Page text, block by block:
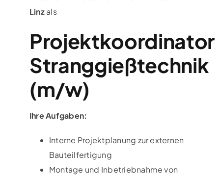
Linzals
Projektkoordinator
Stranggießtechnik
(m/w)
Ihre Aufgaben:
Interne Projektplanung zur externen
Bauteilfertigung
Montage und Inbetriebnahme von